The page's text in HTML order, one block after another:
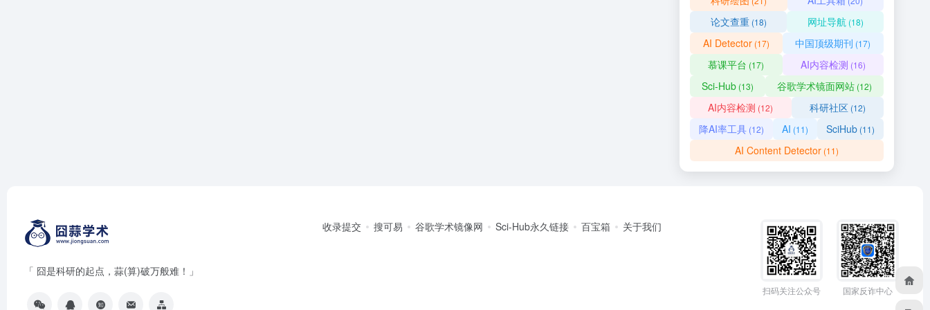
论文查重(18) 网址导航 (18)
AI Detector(17) 中国顶级期刊 (17)
慕课平台 (17) AI内容检测 (16)
Sci-Hub (13) 谷歌学术镜面网站 (12)
AI内容检测 (12) 科研社区(12)
降AI率工具 (12) AI (11) SciHub (11)
AI Content Detector (11)
「 囧是科研的起点，蒜(算)破万般难！」
收录提交 搜可易 谷歌学术镜像网 Sci-Hub永久链接 百宝箱 关于我们
扫码关注公众号 国家反诈中心